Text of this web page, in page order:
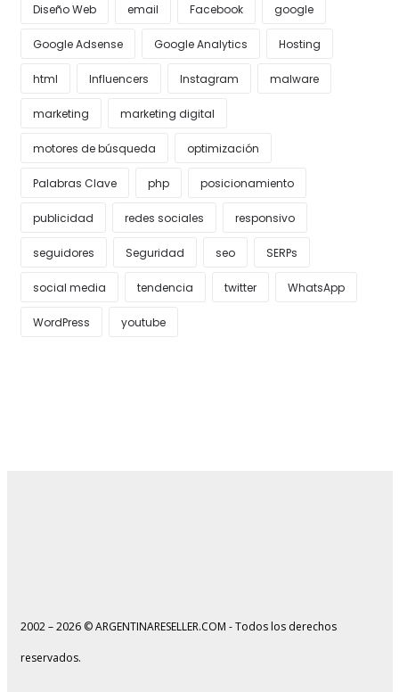
Diseño Web email Facebook google
Google Adsense Google Analytics Hosting
html Influencers Instagram malware
marketing marketing digital
motores de búsqueda optimización
Palabras Clave php posicionamiento
publicidad redes sociales responsivo
seguidores Seguridad seo SERPs
social media tendencia twitter WhatsApp
WordPress youtube
2002 – 2026 © ARGENTINARESELLER.COM - Todos los derechos
reservados.